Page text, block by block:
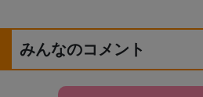
みんなのコメント